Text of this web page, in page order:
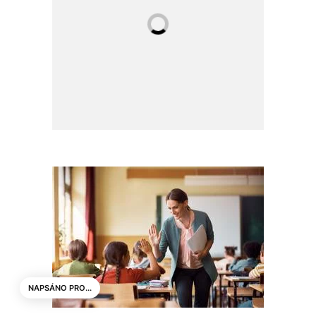
NAPSÁNO PRO...